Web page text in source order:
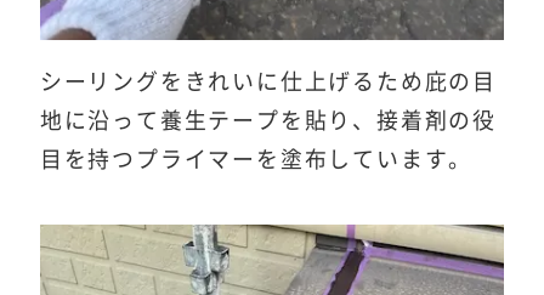
シーリングをきれいに仕上げるため庇の目
地に沿って養生テープを貼り、接着剤の役
目を持つプライマーを塗布しています。